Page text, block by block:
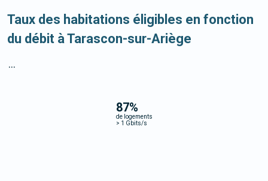
Taux des habitations éligibles en fonction
du débit à Tarascon-sur-Ariège
87%
de logements
> 1 Gbits/s
...